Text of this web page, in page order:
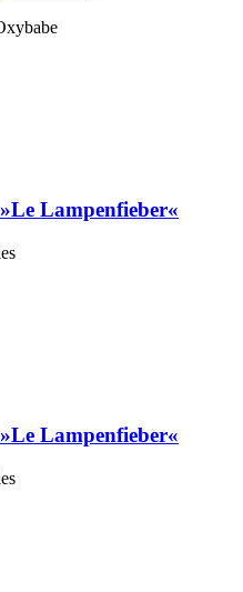
Lampenfieber«
Lampenfieber«